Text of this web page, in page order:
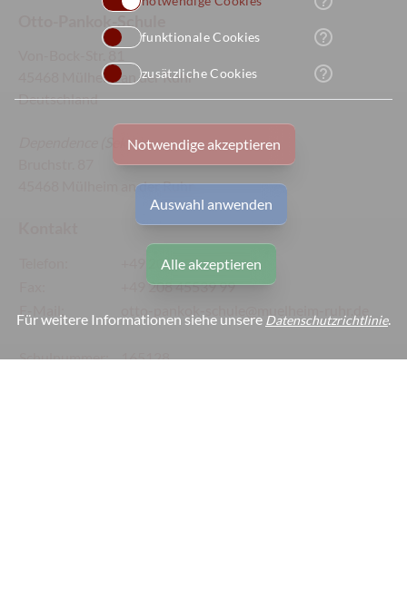
funktionale Cookies help_outline
zusätzliche Cookies help_outline
Notwendige akzeptieren
Auswahl anwenden
Alle akzeptieren
Für weitere Informationen siehe unsere Datenschutzrichtlinie.
45468 Mülheim an der Ruhr
Deutschland
(Sek II):
45468 Mülheim an der Ruhr
+49 208 45539 60/80
+49 208 45539 99
Schulnummer: 165128